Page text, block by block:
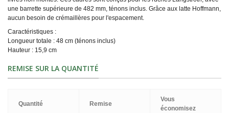
une barrette supérieure de 482 mm, ténons inclus. Grâce aux latte Hoffmann,
aucun besoin de crémaillères pour l'espacement.
Caractéristiques :
Longueur totale : 48 cm (ténons inclus)
Hauteur : 15,9 cm
REMISE SUR LA QUANTITÉ
Quantité Remise
Vous
économisez